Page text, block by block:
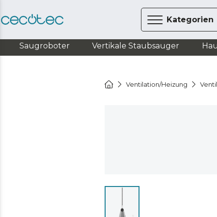
Kategorien
Saugroboter Vertikale Staubsauger
Ventilation/Heizung